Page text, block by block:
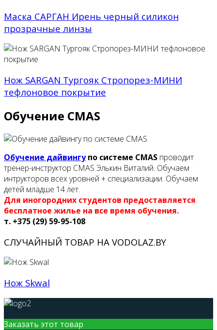
Маска САРГАН Ирень черный силикон
прозрачные линзы
Нож SARGAN Тургояк Стропорез-МИНИ
тефлоновое покрытие
Обучение CMAS
Обучение дайвингупо системе CMAS проводит
тренер-инструктор CMAS Элькин Виталий. Обучаем
интрукторов всех уровней + специализации. Обучаем
детей младше 14 лет.
Для иногородних студентов предоставляется
бесплатное жилье на все время обучения.
т. +375 (29) 59-95-108
СЛУЧАЙНЫЙ ТОВАР НА VODOLAZ.BY
Нож Skwal
Заказать этот товар